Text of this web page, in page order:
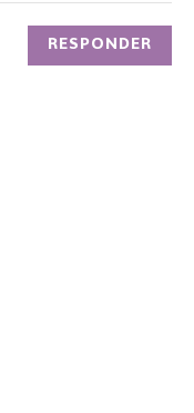
RESPONDER